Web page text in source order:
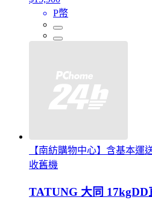
P幣
【南紡購物中心】含基本運
收舊機
TATUNG 大同